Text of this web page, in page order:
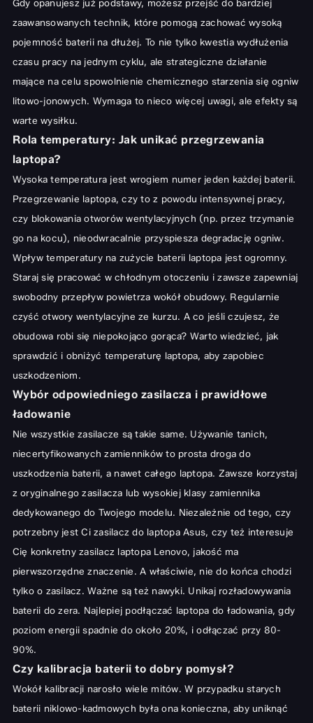
Gdy opanujesz już podstawy, możesz przejść do bardziej
zaawansowanych technik, które pomogą zachować wysoką
pojemność baterii na dłużej. To nie tylko kwestia wydłużenia
czasu pracy na jednym cyklu, ale strategiczne działanie
mające na celu spowolnienie chemicznego starzenia się ogniw
litowo-jonowych. Wymaga to nieco więcej uwagi, ale efekty są
warte wysiłku.
Rola temperatury: Jak unikać przegrzewania
laptopa?
Wysoka temperatura jest wrogiem numer jeden każdej baterii.
Przegrzewanie laptopa, czy to z powodu intensywnej pracy,
czy blokowania otworów wentylacyjnych (np. przez trzymanie
go na kocu), nieodwracalnie przyspiesza degradację ogniw.
Wpływ temperatury na zużycie baterii laptopa jest ogromny.
Staraj się pracować w chłodnym otoczeniu i zawsze zapewniaj
swobodny przepływ powietrza wokół obudowy. Regularnie
czyść otwory wentylacyjne ze kurzu. A co jeśli czujesz, że
obudowa robi się niepokojąco gorąca? Warto wiedzieć, jak
sprawdzić i obniżyć temperaturę laptopa, aby zapobiec
uszkodzeniom.
Wybór odpowiedniego zasilacza i prawidłowe
ładowanie
Nie wszystkie zasilacze są takie same. Używanie tanich,
niecertyfikowanych zamienników to prosta droga do
uszkodzenia baterii, a nawet całego laptopa. Zawsze korzystaj
z oryginalnego zasilacza lub wysokiej klasy zamiennika
dedykowanego do Twojego modelu. Niezależnie od tego, czy
potrzebny jest Ci zasilacz do laptopa Asus, czy też interesuje
Cię konkretny zasilacz laptopa Lenovo, jakość ma
pierwszorzędne znaczenie. A właściwie, nie do końca chodzi
tylko o zasilacz. Ważne są też nawyki. Unikaj rozładowywania
baterii do zera. Najlepiej podłączać laptopa do ładowania, gdy
poziom energii spadnie do około 20%, i odłączać przy 80-
90%.
Czy kalibracja baterii to dobry pomysł?
Wokół kalibracji narosło wiele mitów. W przypadku starych
baterii niklowo-kadmowych była ona konieczna, aby uniknąć